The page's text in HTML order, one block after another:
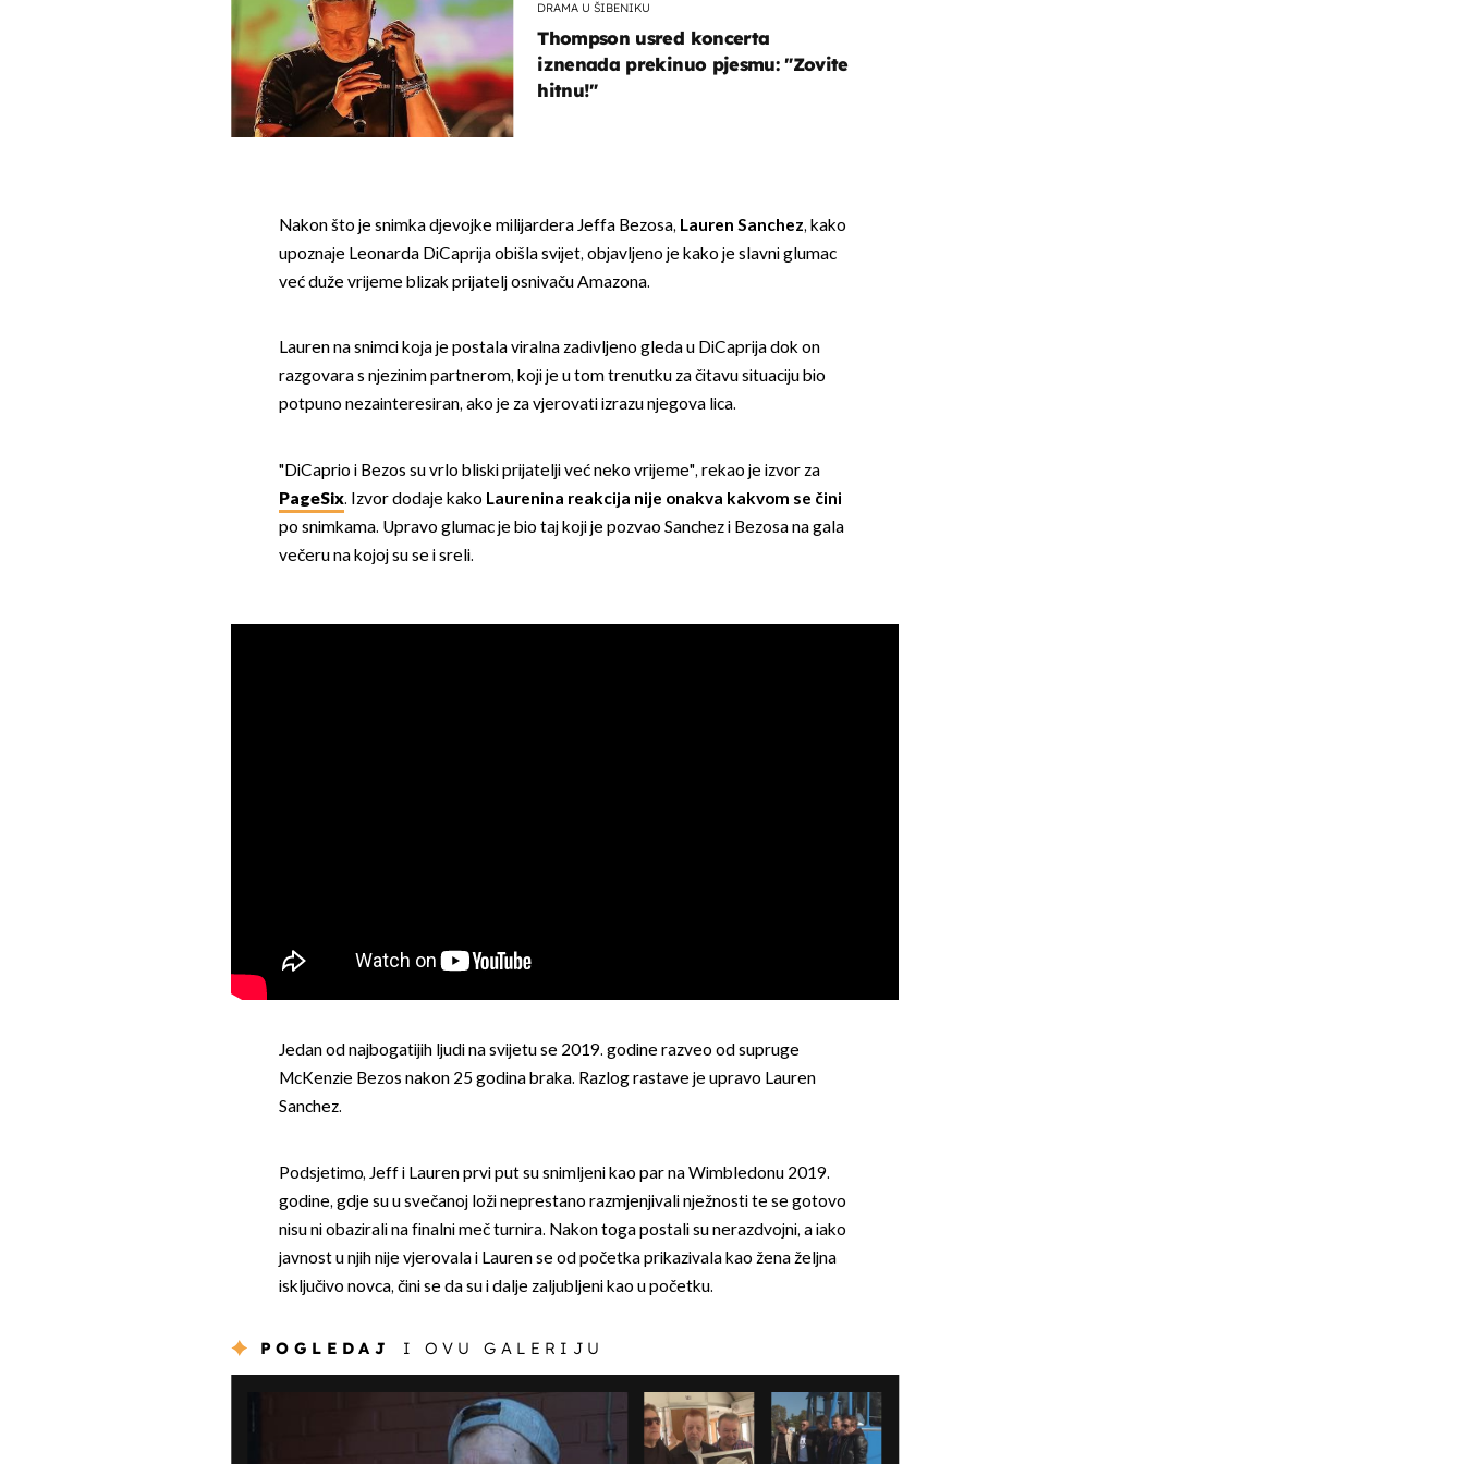
DRAMA U ŠIBENIKU
Thompson usred koncerta
iznenada prekinuo pjesmu: "Zovite
hitnu!"
Nakon što je snimka djevojke milijardera Jeffa Bezosa, Lauren Sanchez, kako
upoznaje Leonarda DiCaprija obišla svijet, objavljeno je kako je slavni glumac
već duže vrijeme blizak prijatelj osnivaču Amazona.
Lauren na snimci koja je postala viralna zadivljeno gleda u DiCaprija dok on
razgovara s njezinim partnerom, koji je u tom trenutku za čitavu situaciju bio
potpuno nezainteresiran, ako je za vjerovati izrazu njegova lica.
"DiCaprio i Bezos su vrlo bliski prijatelji već neko vrijeme", rekao je izvor za
PageSix. Izvor dodaje kako Laurenina reakcija nije onakva kakvom se čini
po snimkama. Upravo glumac je bio taj koji je pozvao Sanchez i Bezosa na gala
večeru na kojoj su se i sreli.
Jedan od najbogatijih ljudi na svijetu se 2019. godine razveo od supruge
McKenzie Bezos nakon 25 godina braka. Razlog rastave je upravo Lauren
Sanchez.
Podsjetimo, Jeff i Lauren prvi put su snimljeni kao par na Wimbledonu 2019.
godine, gdje su u svečanoj loži neprestano razmjenjivali nježnosti te se gotovo
nisu ni obazirali na finalni meč turnira. Nakon toga postali su nerazdvojni, a iako
javnost u njih nije vjerovala i Lauren se od početka prikazivala kao žena željna
isključivo novca, čini se da su i dalje zaljubljeni kao u početku.
POGLEDAJ I OVU GALERIJU